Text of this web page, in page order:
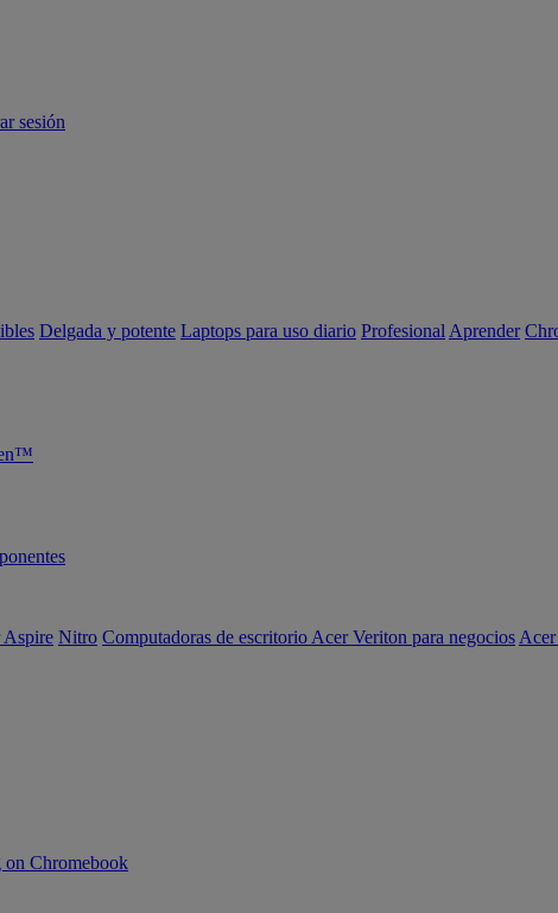
sesión
Delgada y potente Laptops para uso diario Profesional Aprender
Aspire Nitro Computadoras de escritorio Acer Veriton para negocios
Chromebook